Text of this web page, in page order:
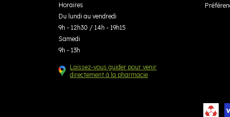
Horaires
Du lundi au vendredi
9h - 12h30 / 14h - 19h15
Samedi
9h - 13h
Laissez-vous guider pour venir
directement à la pharmacie